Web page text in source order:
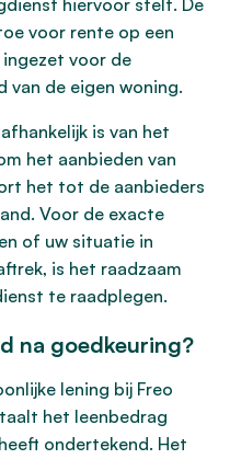
hiervoor stelt. De
voor rente op een
voor de
de eigen woning.
is van het
het aanbieden van
het tot de aanbieders
Voor de exacte
of uw situatie in
is het raadzaam
te raadplegen.
na goedkeuring?
lening bij Freo
het leenbedrag
ondertekend. Het